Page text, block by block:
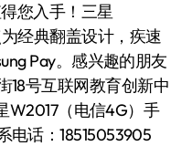
您入手！三星
经典翻盖设计，疾速
Pay。感兴趣的朋友
18号互联网教育创新中
W2017（电信4G）手
电话：18515053905